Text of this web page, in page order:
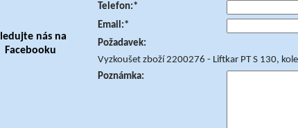
nás na
Facebooku
Telefon:*
Email:*
Požadavek:
Vyzkoušet zboží 2200276 - Liftkar PT S 130,
Poznámka: